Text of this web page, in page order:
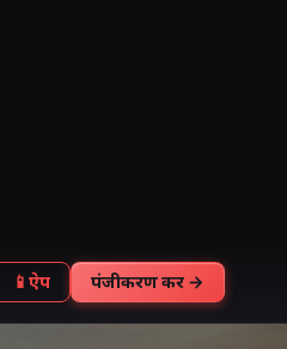
📱 ऐप पंजीकरण करें →